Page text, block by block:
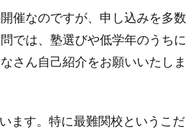
催なのですが、申し込みを多数
では、塾選びや低学年のうちに
さん自己紹介をお願いいたしま
ます。特に最難関校というこだ